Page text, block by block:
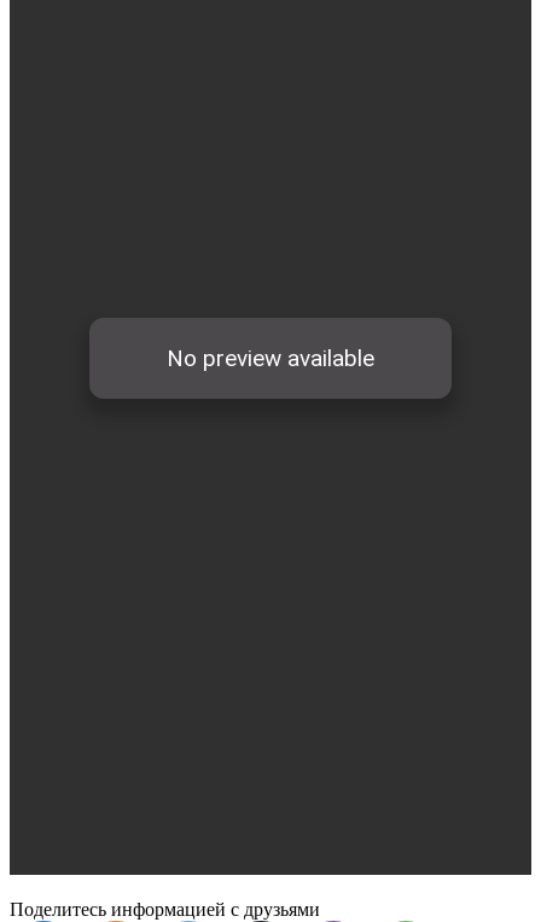
Поделитесь информацией с друзьями